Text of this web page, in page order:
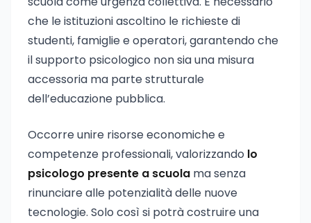
che le istituzioni ascoltino le richieste di
studenti, famiglie e operatori, garantendo che
il supporto psicologico non sia una misura
accessoria ma parte strutturale
dell’educazione pubblica.
Occorre unire risorse economiche e
competenze professionali, valorizzando lo
psicologo presente a scuola ma senza
rinunciare alle potenzialità delle nuove
tecnologie. Solo così si potrà costruire una